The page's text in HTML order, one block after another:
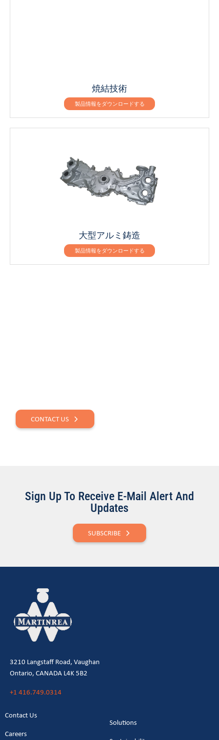
焼結技術
製品情報をダウンロードする
大型アルミ鋳造
製品情報をダウンロードする
CONTACT US
Sign Up To Receive E-Mail Alert And
Updates
SUBSCRIBE
3210 Langstaff Road, Vaughan
Ontario, CANADA L4K 5B2
+1 416.749.0314
Contact Us
Careers
Solutions